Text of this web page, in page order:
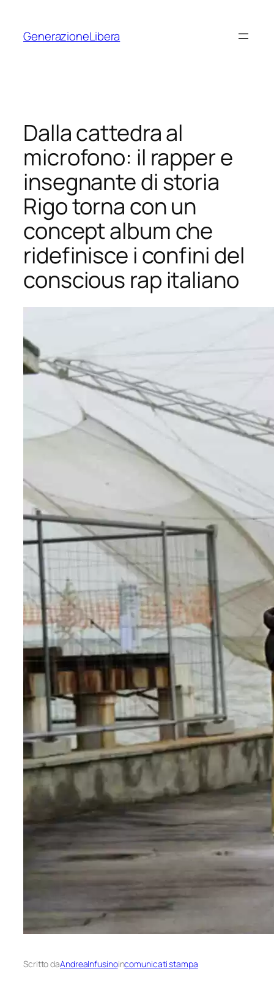
contenuto
GenerazioneLibera
Dalla cattedra al
microfono: il rapper e
insegnante di storia
Rigo torna con un
concept album che
ridefinisce i confini del
conscious rap italiano
Scritto daAndreaInfusinoincomunicati stampa